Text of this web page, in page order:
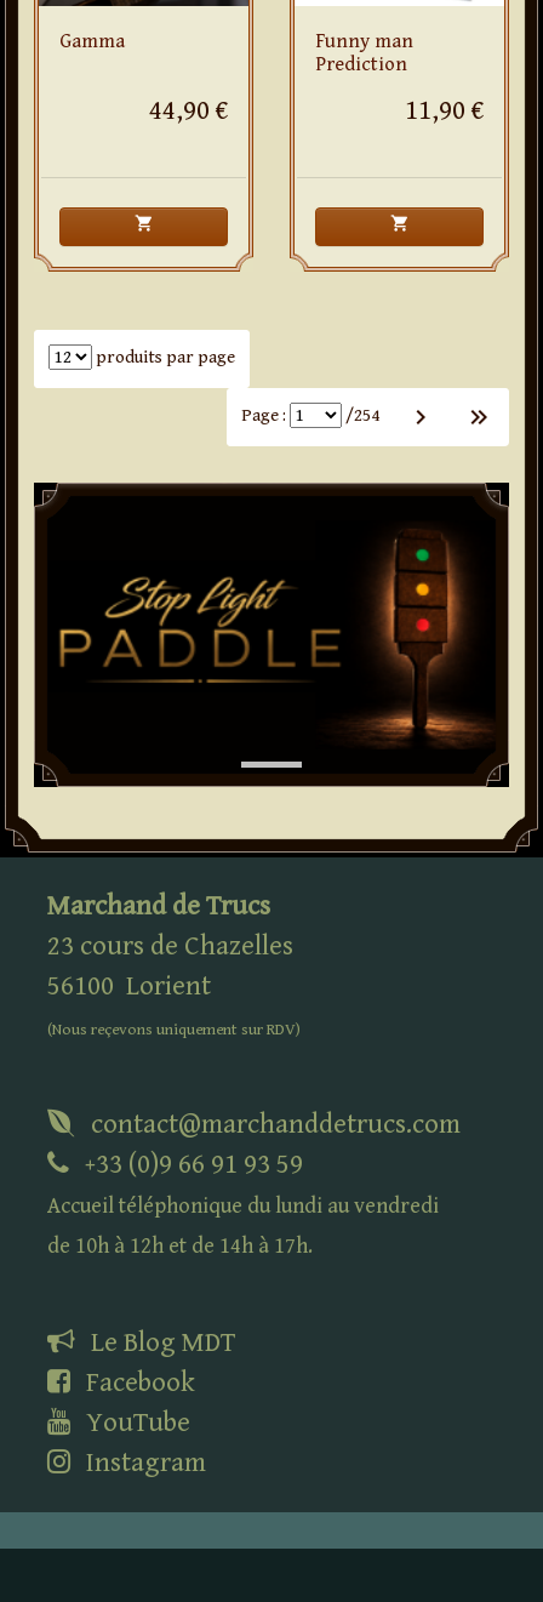
Gamma
44,90 €
shopping_cart
Funny man
Prediction
11,90 €
shopping_cart
Nombre de produits par page
produits par page
Page : /254 keyboard_arrow_right keyboard_arrow_right
keyboard_arrow_right
Paddle
Marchand de Trucs
23 cours de Chazelles
56100 Lorient
(Nous reçevons uniquement surRDV)
contact@marchanddetrucs.com
+33 (0)9 66 91 93 59
Accueil téléphonique du lundi au vendredi
de 10h à 12h et de 14h à 17h.
Le Blog MDT
Facebook
YouTube
Instagram